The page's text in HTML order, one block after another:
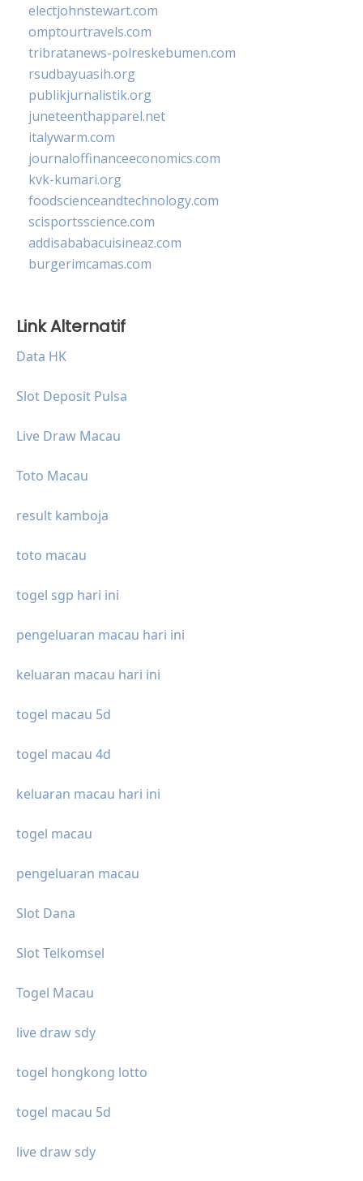
electjohnstewart.com
omptourtravels.com
tribratanews-polreskebumen.com
rsudbayuasih.org
publikjurnalistik.org
juneteenthapparel.net
italywarm.com
journaloffinanceeconomics.com
kvk-kumari.org
foodscienceandtechnology.com
scisportsscience.com
addisababacuisineaz.com
burgerimcamas.com
Link Alternatif
Data HK
Slot Deposit Pulsa
Live Draw Macau
Toto Macau
result kamboja
toto macau
togel sgp hari ini
pengeluaran macau hari ini
keluaran macau hari ini
togel macau 5d
togel macau 4d
keluaran macau hari ini
togel macau
pengeluaran macau
Slot Dana
Slot Telkomsel
Togel Macau
live draw sdy
togel hongkong lotto
togel macau 5d
live draw sdy